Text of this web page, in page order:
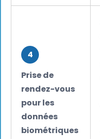
4
Prise de
rendez-vous
pour les
données
biométriques